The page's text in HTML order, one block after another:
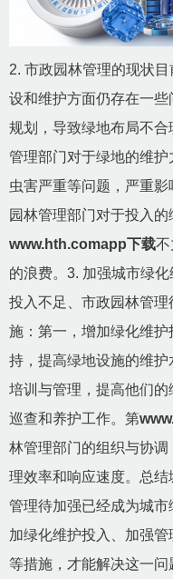
2. 市政园林管理的现状
设和维护方面仍存在一
规划，导致绿地布局不合
管理部门对于绿地的维
虫害严重等问题，严重
园林管理部门对于投入
www.hth.comapp下载不
的浪费。3. 加强城市绿
投入不足、市政园林管
施：第一，增加绿化维
持，提高绿地设施的维
培训与管理，提高他们
巡查和养护工作。第
林管理部门的组织与协
理效率和响应速度。总
管理待加强已经成为城
加绿化维护投入、加强
等措施，才能解决这一